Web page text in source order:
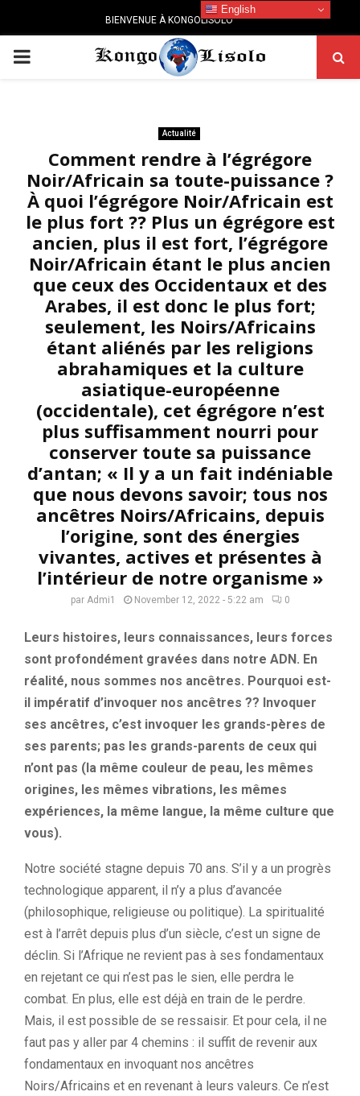
BIENVENUE À KONGOLISOLO
PRIMARY
Actualité
Comment rendre à l’égrégore
Noir/Africain sa toute-puissance ?
À quoi l’égrégore Noir/Africain est
le plus fort ?? Plus un égrégore est
ancien, plus il est fort, l’égrégore
Noir/Africain étant le plus ancien
que ceux des Occidentaux et des
Arabes, il est donc le plus fort;
seulement, les Noirs/Africains
étant aliénés par les religions
abrahamiques et la culture
asiatique-européenne
(occidentale), cet égrégore n’est
plus suffisamment nourri pour
conserver toute sa puissance
d’antan; « Il y a un fait indéniable
que nous devons savoir; tous nos
ancêtres Noirs/Africains, depuis
l’origine, sont des énergies
vivantes, actives et présentes à
l’intérieur de notre organisme »
par Admi1 November 12, 2022 - 5:22 am 0
Leurs histoires, leurs connaissances, leurs forces
sont profondément gravées dans notre ADN. En
réalité, nous sommes nos ancêtres. Pourquoi est-
il impératif d’invoquer nos ancêtres ?? Invoquer
ses ancêtres, c’est invoquer les grands-pères de
ses parents; pas les grands-parents de ceux qui
n’ont pas (la même couleur de peau, les mêmes
origines, les mêmes vibrations, les mêmes
expériences, la même langue, la même culture que
vous).
Notre société stagne depuis 70 ans. S’il y a un progrès
technologique apparent, il n’y a plus d’avancée
(philosophique, religieuse ou politique). La spiritualité
est à l’arrêt depuis plus d’un siècle, c’est un signe de
déclin. Si l’Afrique ne revient pas à ses fondamentaux
en rejetant ce qui n’est pas le sien, elle perdra le
combat. En plus, elle est déjà en train de le perdre.
Mais, il est possible de se ressaisir. Et pour cela, il ne
faut pas y aller par 4 chemins : il suffit de revenir aux
fondamentaux en invoquant nos ancêtres
Noirs/Africains et en revenant à leurs valeurs. Ce n’est
English